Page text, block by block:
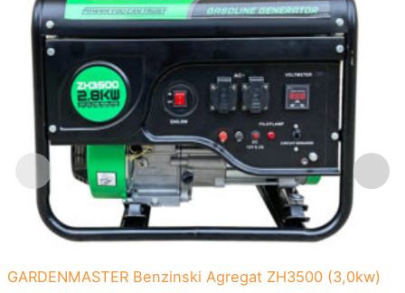
GARDENMASTER Benzinski Agregat ZH3500 (3,0kw)